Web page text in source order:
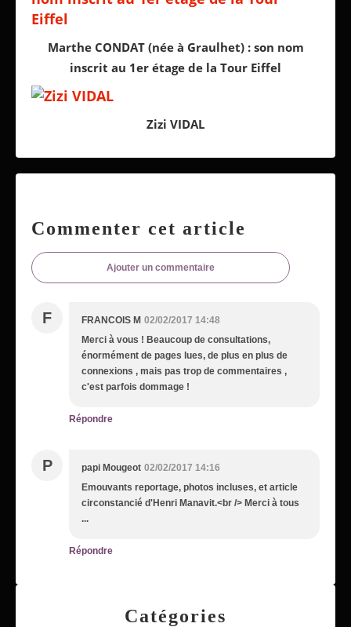
Marthe CONDAT (née à Graulhet) : son nom
inscrit au 1er étage de la Tour Eiffel
Zizi VIDAL
Commenter cet article
Ajouter un commentaire
F FRANCOIS M 02/02/2017 14:48
Merci à vous ! Beaucoup de consultations,
énormément de pages lues, de plus en plus de
connexions , mais pas trop de commentaires ,
c'est parfois dommage !
Répondre
P papi Mougeot 02/02/2017 14:16
Emouvants reportage, photos incluses, et article
circonstancié d'Henri Manavit.<br /> Merci à tous
...
Répondre
Catégories